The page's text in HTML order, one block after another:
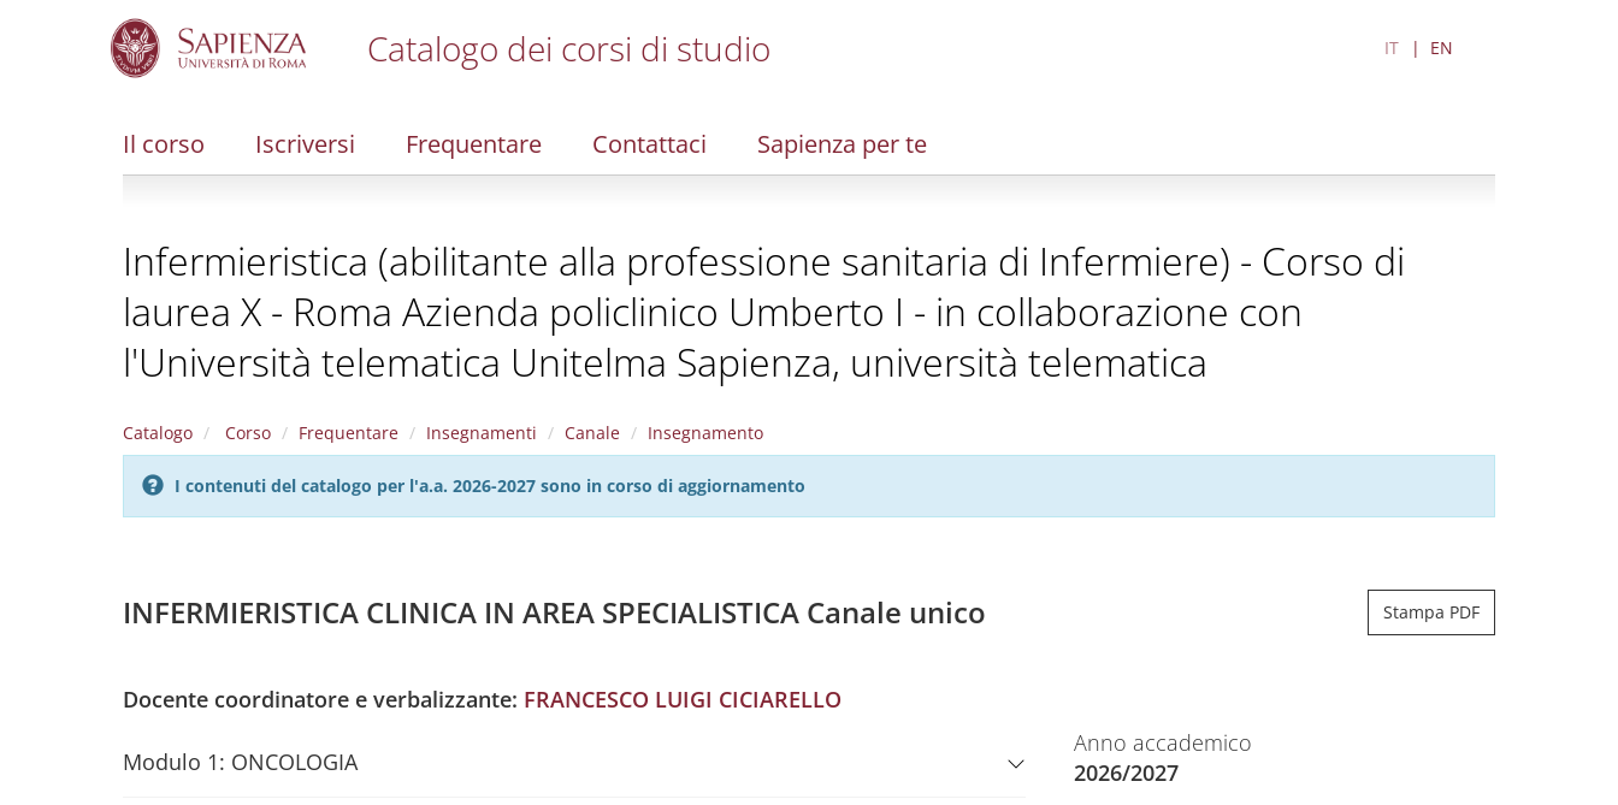
Catalogo dei corsi di studio IT EN
Il corso Iscriversi Frequentare Contattaci Sapienza per te
Infermieristica (abilitante alla professione sanitaria di Infermiere) - Corso di
laurea X - Roma Azienda policlinico Umberto I - in collaborazione con
l'Università telematica Unitelma Sapienza, università telematica
Catalogo Corso Frequentare Insegnamenti Canale Insegnamento
I contenuti del catalogo per l'a.a. 2026-2027 sono in corso di aggiornamento
INFERMIERISTICA CLINICA IN AREA SPECIALISTICA Canale unico Stampa PDF
Docente coordinatore e verbalizzante: FRANCESCO LUIGI CICIARELLO
Modulo 1: ONCOLOGIA
Anno accademico
2026/2027